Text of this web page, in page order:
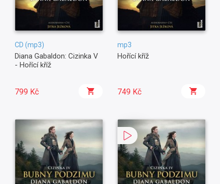
CD (mp3)
Diana Gabaldon: Cizinka V
- Hořící kříž
799 Kč
mp3
Hořící kříž
749 Kč